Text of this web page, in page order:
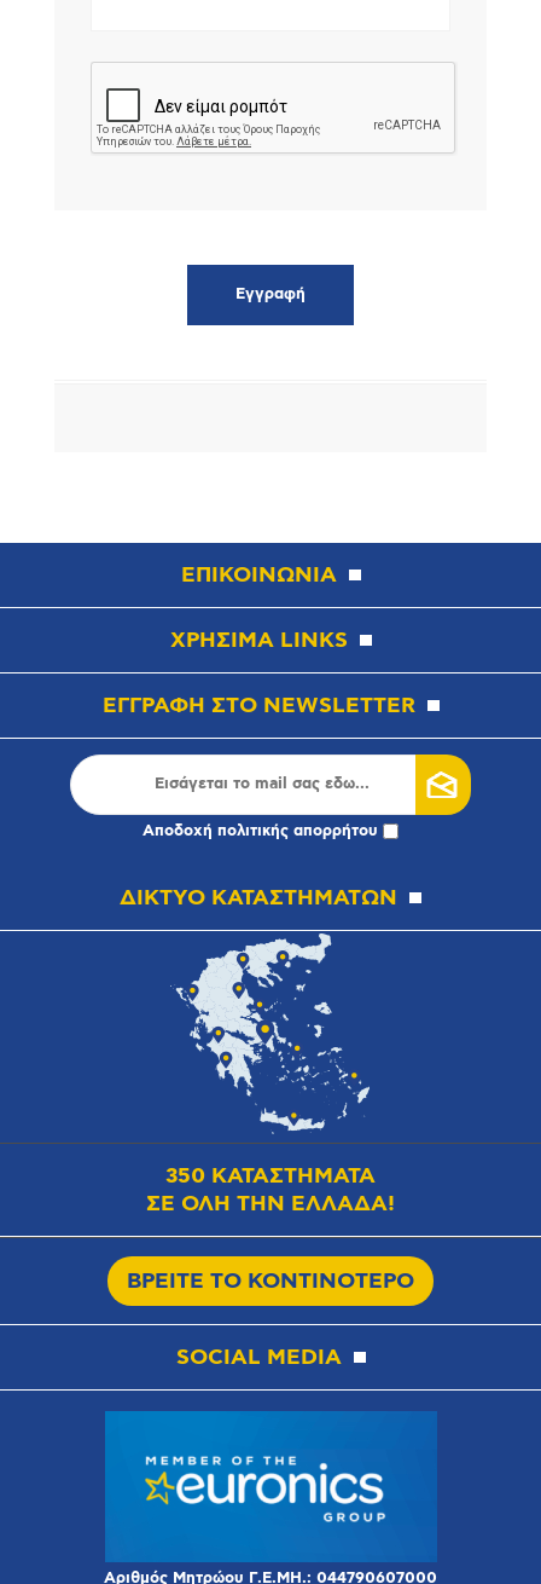
ΕΠΙΚΟΙΝΩΝΙΑ
ΧΡΗΣΙΜΑ LINKS
ΕΓΓΡΑΦΗ ΣΤΟ NEWSLETTER
Αποδοχή πολιτικής απορρήτου
ΔΙΚΤΥΟ ΚΑΤΑΣΤΗΜΑΤΩΝ
350 ΚΑΤΑΣΤΗΜΑΤΑ
ΣΕ ΟΛΗ ΤΗΝ ΕΛΛΑΔΑ!
ΒΡΕΙΤΕ ΤΟ ΚΟΝΤΙΝΟΤΕΡΟ
SOCIAL MEDIA